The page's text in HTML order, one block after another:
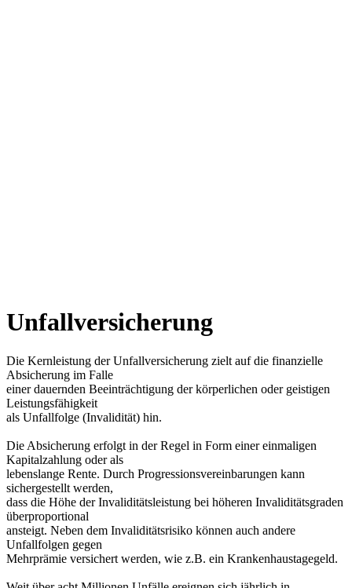
Unfallversicherung
Die Kernleistung der Unfallversicherung zielt auf die finanzielle
Absicherung im Falle
einer dauernden Beeinträchtigung der körperlichen oder geistigen
Leistungsfähigkeit
als Unfallfolge (Invalidität) hin.
Die Absicherung erfolgt in der Regel in Form einer einmaligen
Kapitalzahlung oder als
lebenslange Rente. Durch Progressionsvereinbarungen kann
sichergestellt werden,
dass die Höhe der Invaliditätsleistung bei höheren Invaliditätsgraden
überproportional
ansteigt. Neben dem Invaliditätsrisiko können auch andere
Unfallfolgen gegen
Mehrprämie versichert werden, wie z.B. ein Krankenhaustagegeld.